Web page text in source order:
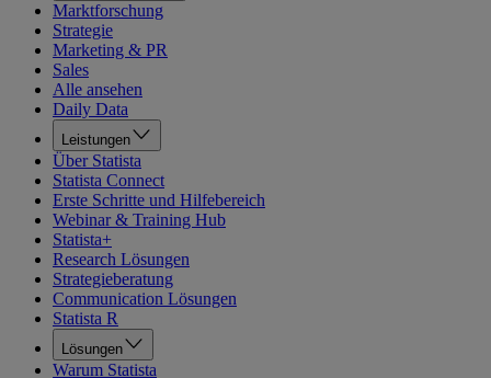
Marktforschung
Strategie
Marketing & PR
Sales
Alle ansehen
Daily Data
Leistungen
Über Statista
Statista Connect
Erste Schritte und Hilfebereich
Webinar & Training Hub
Statista+
Research Lösungen
Strategieberatung
Communication Lösungen
Statista R
Lösungen
Warum Statista